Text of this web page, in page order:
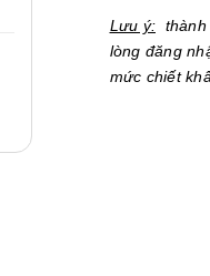
Lưu ý: thành
lòng đăng
mức chiết